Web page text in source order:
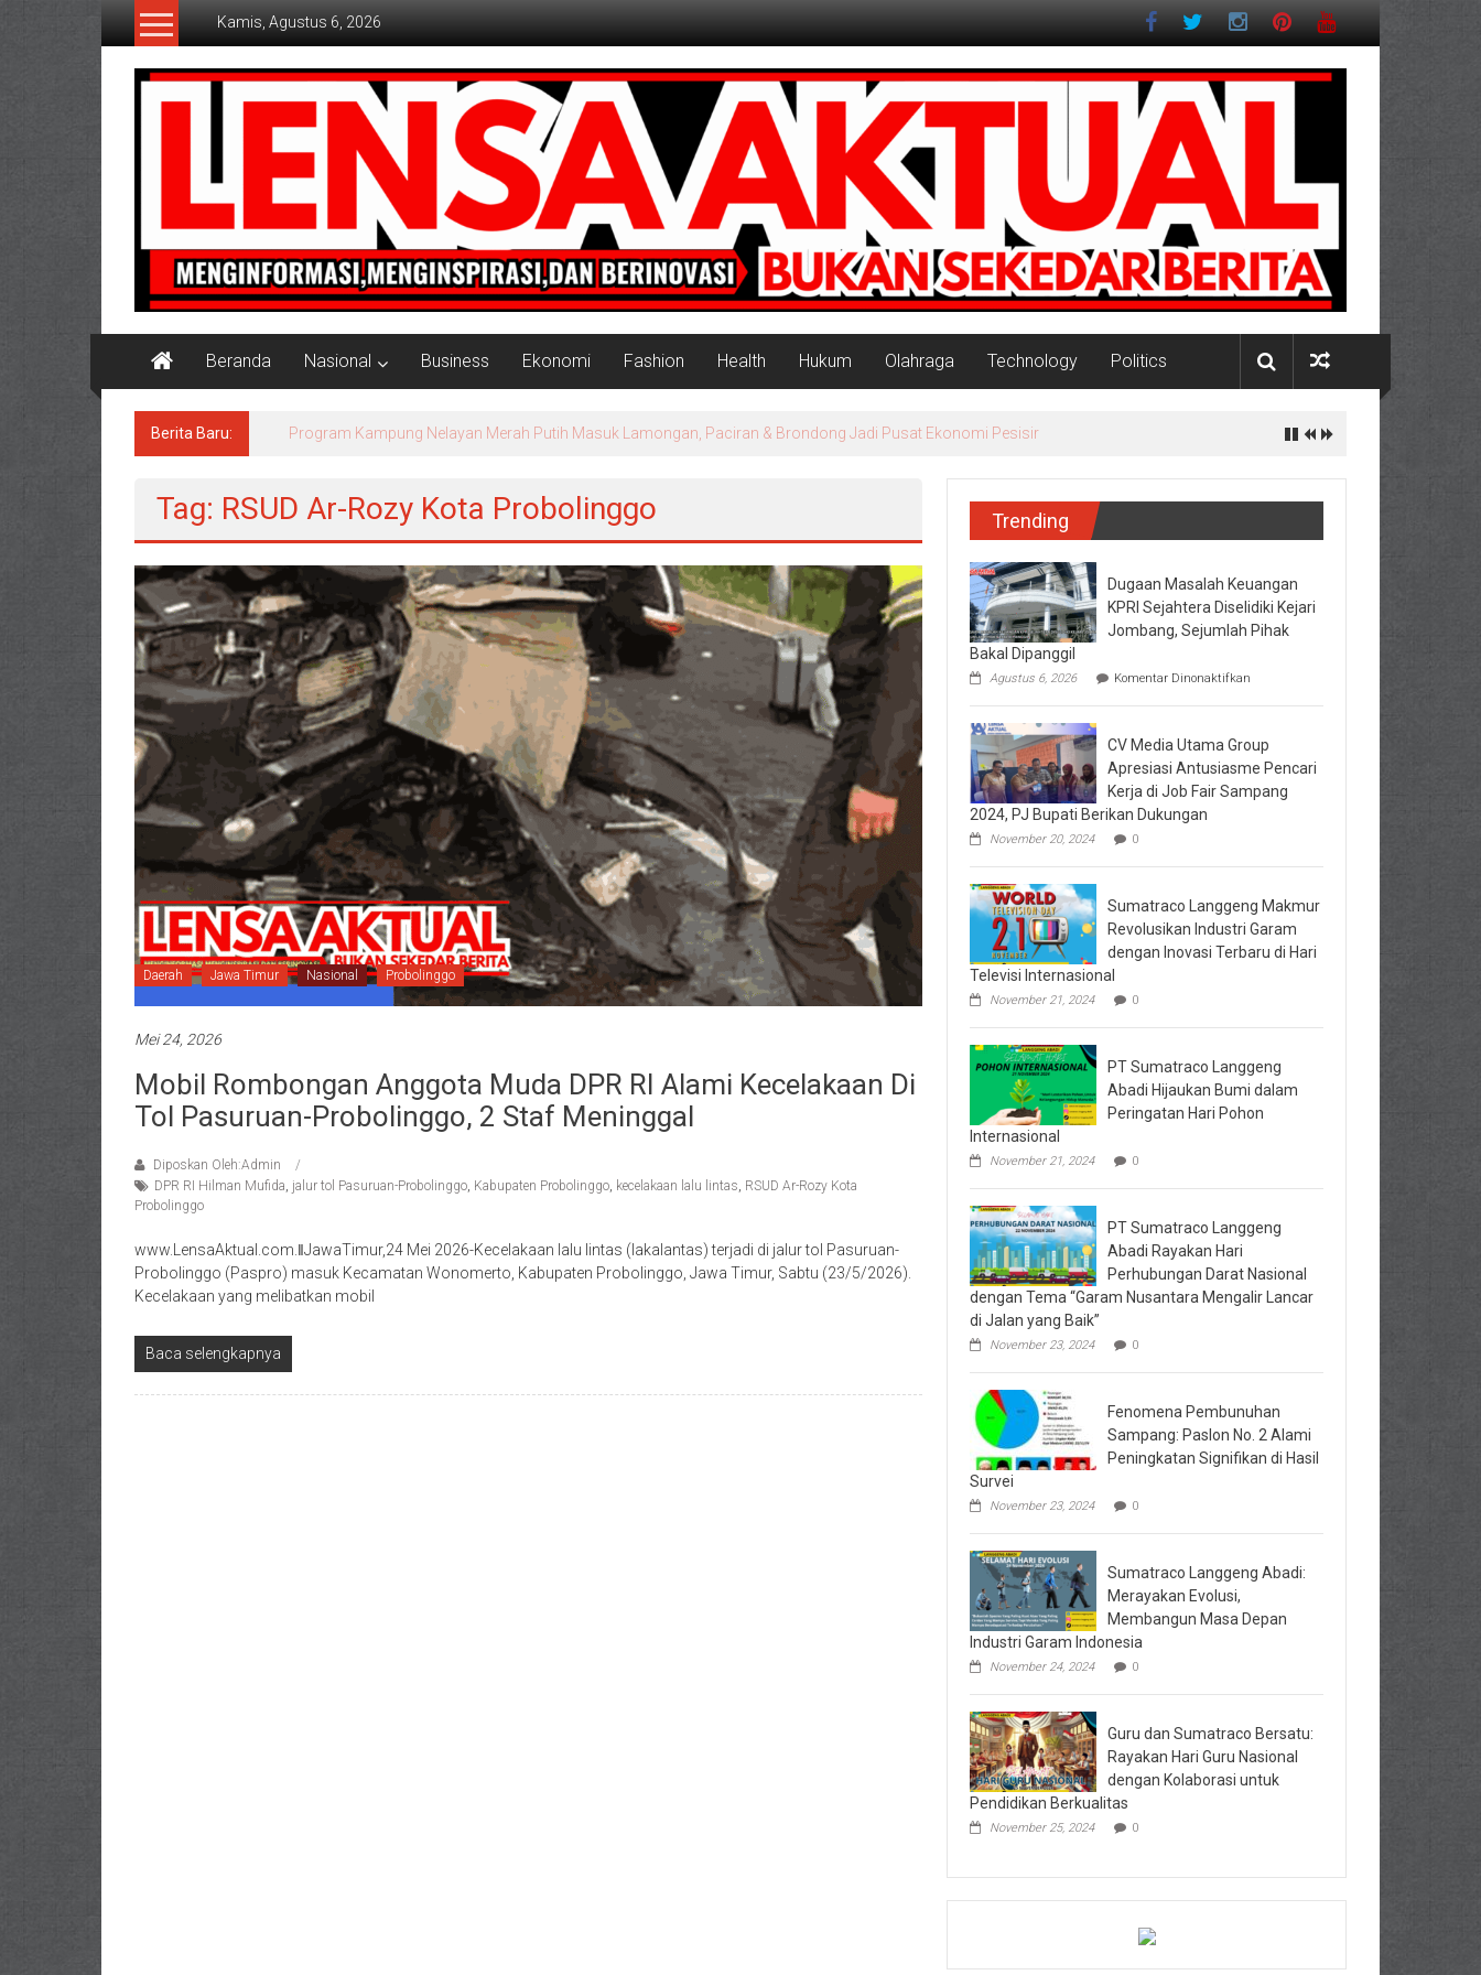
Lompat
Kamis, Agustus 6, 2026
Lensaaktual
Beranda Nasional Business Ekonomi Fashion Health Hukum Olahraga Technology Politics
Berita Baru: PT. Sumatraco Langgeng Makmur Siapkan Strategi Produksi untuk Kebutuhan Industri Modern
Tag: RSUD Ar-Rozy Kota Probolinggo
Daerah Jawa Timur Nasional Probolinggo
Mei 24, 2026
Mobil Rombongan Anggota Muda DPR RI Alami Kecelakaan Di
Tol Pasuruan-Probolinggo, 2 Staf Meninggal
Diposkan Oleh:Admin
DPR RI Hilman Mufida, jalur tol Pasuruan-Probolinggo, Kabupaten Probolinggo, kecelakaan lalu lintas, RSUD Ar-Rozy Kota
Probolinggo
www.LensaAktual.com.ǁJawaTimur,24 Mei 2026-Kecelakaan lalu lintas (lakalantas) terjadi di jalur tol Pasuruan-
Probolinggo (Paspro) masuk Kecamatan Wonomerto, Kabupaten Probolinggo, Jawa Timur, Sabtu (23/5/2026).
Kecelakaan yang melibatkan mobil
Baca selengkapnya
Trending
Dugaan Masalah Keuangan
KPRI Sejahtera Diselidiki Kejari
Jombang, Sejumlah Pihak
Bakal Dipanggil
Agustus 6, 2026 Komentar Dinonaktifkan
Masalah
KPRI
Sejahtera
Kejari
Bakal
CV Media Utama Group
Apresiasi Antusiasme Pencari
Kerja di Job Fair Sampang
2024, PJ Bupati Berikan Dukungan
November 20, 2024 0
Sumatraco Langgeng Makmur
Revolusikan Industri Garam
dengan Inovasi Terbaru di Hari
Televisi Internasional
November 21, 2024 0
PT Sumatraco Langgeng
Abadi Hijaukan Bumi dalam
Peringatan Hari Pohon
Internasional
November 21, 2024 0
PT Sumatraco Langgeng
Abadi Rayakan Hari
Perhubungan Darat Nasional
dengan Tema “Garam Nusantara Mengalir Lancar
di Jalan yang Baik”
November 23, 2024 0
Fenomena Pembunuhan
Sampang: Paslon No. 2 Alami
Peningkatan Signifikan di Hasil
Survei
November 23, 2024 0
Sumatraco Langgeng Abadi:
Merayakan Evolusi,
Membangun Masa Depan
Industri Garam Indonesia
November 24, 2024 0
Guru dan Sumatraco Bersatu:
Rayakan Hari Guru Nasional
dengan Kolaborasi untuk
Pendidikan Berkualitas
November 25, 2024 0